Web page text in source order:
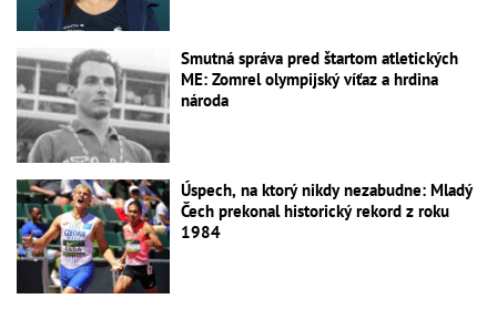
Smutná správa pred štartom atletických
ME: Zomrel olympijský víťaz a hrdina
národa
Úspech, na ktorý nikdy nezabudne: Mladý
Čech prekonal historický rekord z roku
1984